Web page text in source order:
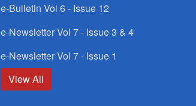
e-Bulletin Vol 6 - Issue 12
e-Newsletter Vol 7 - Issue 3 & 4
e-Newsletter Vol 7 - Issue 1
View All